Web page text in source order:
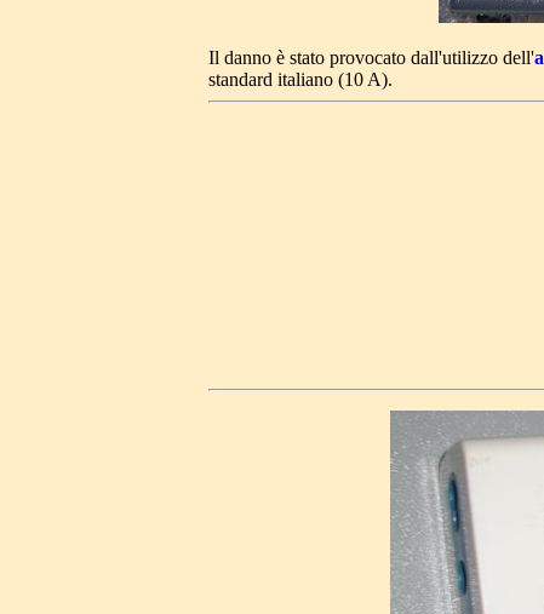
Il danno è stato provocato dall'utilizzo dell'
standard italiano (10 A).